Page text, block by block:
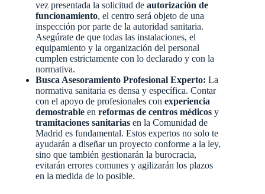
vez presentada la solicitud de autorización de
funcionamiento, el centro será objeto de una
inspección por parte de la autoridad sanitaria.
Asegúrate de que todas las instalaciones, el
equipamiento y la organización del personal
cumplen estrictamente con lo declarado y con la
normativa.
Busca Asesoramiento Profesional Experto: La
normativa sanitaria es densa y específica. Contar
con el apoyo de profesionales con experiencia
demostrable en reformas de centros médicos y
tramitaciones sanitarias en la Comunidad de
Madrid es fundamental. Estos expertos no solo te
ayudarán a diseñar un proyecto conforme a la ley,
sino que también gestionarán la burocracia,
evitarán errores comunes y agilizarán los plazos
en la medida de lo posible.